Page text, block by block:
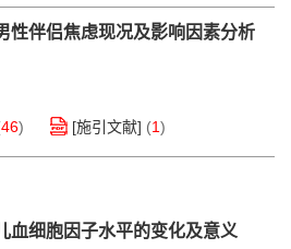
性伴侣焦虑现况及影响因素分析
46) [施引文献] (1)
血细胞因子水平的变化及意义